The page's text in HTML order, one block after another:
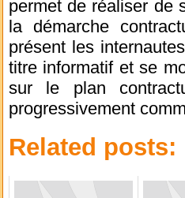
permet de réaliser de
la démarche
présent les
titre informatif et se
sur le plan
progressivement
Related posts: